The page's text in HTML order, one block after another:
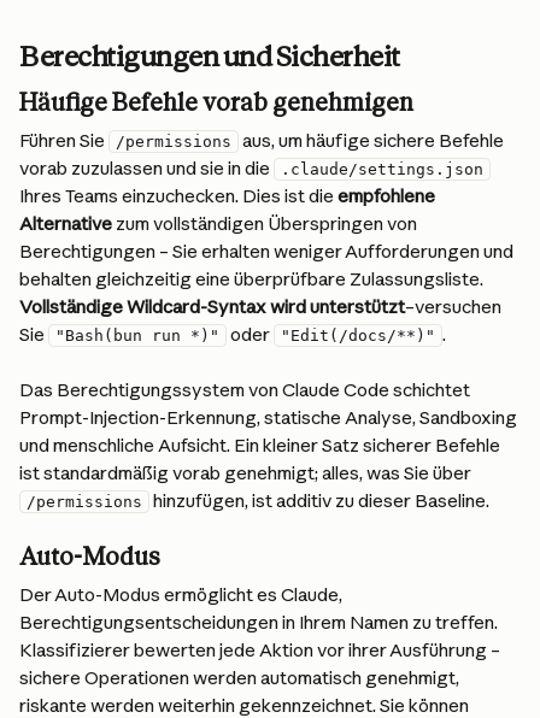
Berechtigungen und Sicherheit
Häufige Befehle vorab genehmigen
Führen Sie /permissions
aus, um häufige sichere Befehle
vorab zuzulassen und sie in die
.claude/settings.json
Ihres Teams einzuchecken. Dies ist die empfohlene
Alternative zum vollständigen Überspringen von
Berechtigungen – Sie erhalten weniger Aufforderungen und
behalten gleichzeitig eine überprüfbare Zulassungsliste.
Vollständige Wildcard-Syntax wird unterstützt–versuchen
Sie
"Bash(bun run *)" oder "Edit(/docs/**)" .
Das Berechtigungssystem von Claude Code schichtet
Prompt-Injection-Erkennung, statische Analyse, Sandboxing
und menschliche Aufsicht. Ein kleiner Satz sicherer Befehle
ist standardmäßig vorab genehmigt; alles, was Sie über
/permissions hinzufügen, ist additiv zu dieser Baseline.
Auto-Modus
Der Auto-Modus ermöglicht es Claude,
Berechtigungsentscheidungen in Ihrem Namen zu treffen.
Klassifizierer bewerten jede Aktion vor ihrer Ausführung –
sichere Operationen werden automatisch genehmigt,
riskante werden weiterhin gekennzeichnet. Sie können